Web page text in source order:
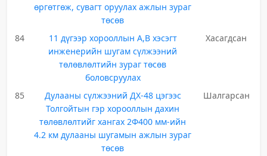
өргөтгөж, сувагт оруулах ажлын зураг
төсөв
84
11 дүгээр хорооллын А,В хэсэгт
инженерийн шугам сүлжээний
төлөвлөлтийн зураг төсөв
боловсруулах
Хасагдсан
85
Дулааны сүлжээний ДХ-48 цэгээс
Толгойтын гэр хорооллын дахин
төлөвлөлтийг хангах 2Ф400 мм-ийн
4.2 км дулааны шугамын ажлын зураг
төсөв
Шалгарсан